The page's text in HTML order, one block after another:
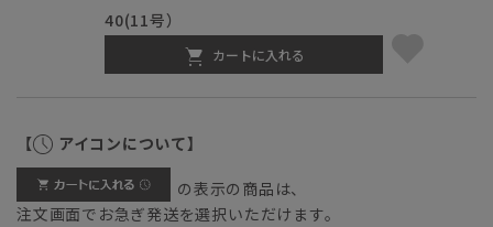
40(11号）
カートに入れる
【 アイコンについて】
の表示の商品は、
注文画面でお急ぎ発送を選択いただけます。